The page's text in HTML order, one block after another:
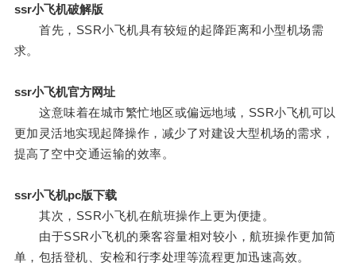
ssr小飞机破解版
首先，SSR小飞机具有较短的起降距离和小型机场需
求。
ssr小飞机官方网址
这意味着在城市繁忙地区或偏远地域，SSR小飞机可以
更加灵活地实现起降操作，减少了对建设大型机场的需求，
提高了空中交通运输的效率。
ssr小飞机pc版下载
其次，SSR小飞机在航班操作上更为便捷。
由于SSR小飞机的乘客容量相对较小，航班操作更加简
单，包括登机、安检和行李处理等流程更加迅速高效。